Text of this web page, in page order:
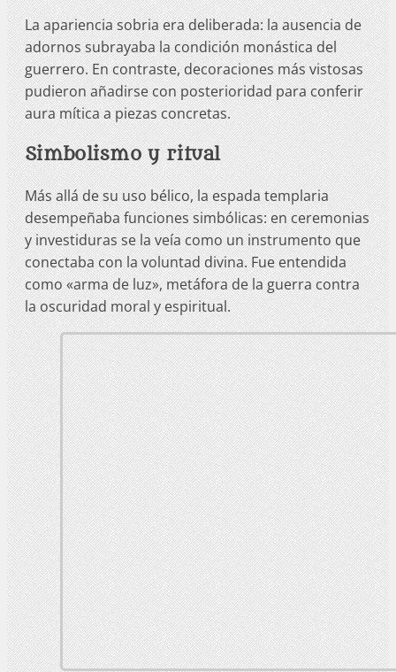
La apariencia sobria era deliberada: la ausencia de
adornos subrayaba la condición monástica del
guerrero. En contraste, decoraciones más vistosas
pudieron añadirse con posterioridad para conferir
aura mítica a piezas concretas.
Simbolismo y ritual
Más allá de su uso bélico, la espada templaria
desempeñaba funciones simbólicas: en ceremonias
y investiduras se la veía como un instrumento que
conectaba con la voluntad divina. Fue entendida
como «arma de luz», metáfora de la guerra contra
la oscuridad moral y espiritual.